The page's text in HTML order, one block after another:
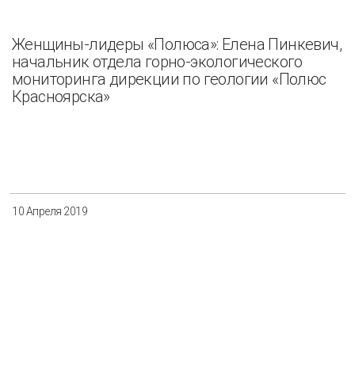
Женщины-лидеры «Полюса»: Елена Пинкевич,
начальник отдела горно-экологического
мониторинга дирекции по геологии «Полюс
Красноярска»
10 Апреля 2019